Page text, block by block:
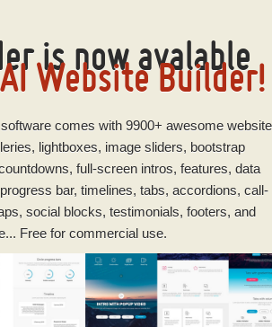
is now avalable
AI Website Builder!
comes with 9900+ awesome website
lightboxes, image sliders, bootstrap
full-screen intros, features, data
bar, timelines, tabs, accordions, call-
social blocks, testimonials, footers, and
Free for commercial use.